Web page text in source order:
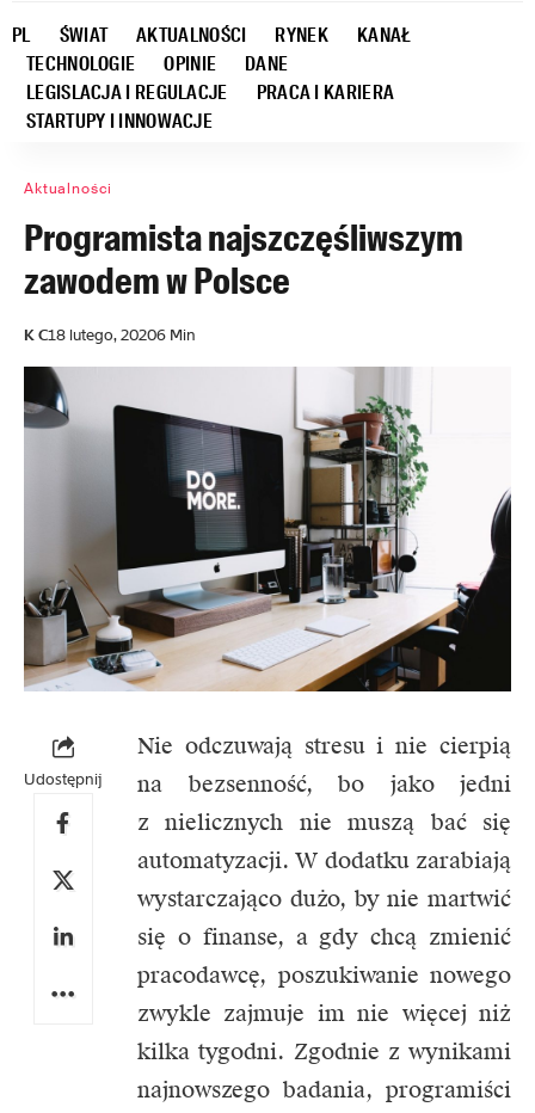
PL ŚWIAT AKTUALNOŚCI RYNEK
KANAŁ
TECHNOLOGIE
OPINIE
DANE
LEGISLACJA I REGULACJE
PRACA I KARIERA
STARTUPY I INNOWACJE
Aktualności
Programista najszczęśliwszym
zawodem w Polsce
K C18 lutego, 20206 Min
Udostępnij
Nie odczuwają stresu i nie cierpią
na bezsenność, bo jako jedni
z nielicznych nie muszą bać się
automatyzacji. W dodatku zarabiają
wystarczająco dużo, by nie martwić
się o finanse, a gdy chcą zmienić
pracodawcę, poszukiwanie nowego
zwykle zajmuje im nie więcej niż
kilka tygodni. Zgodnie z wynikami
najnowszego badania, programiści